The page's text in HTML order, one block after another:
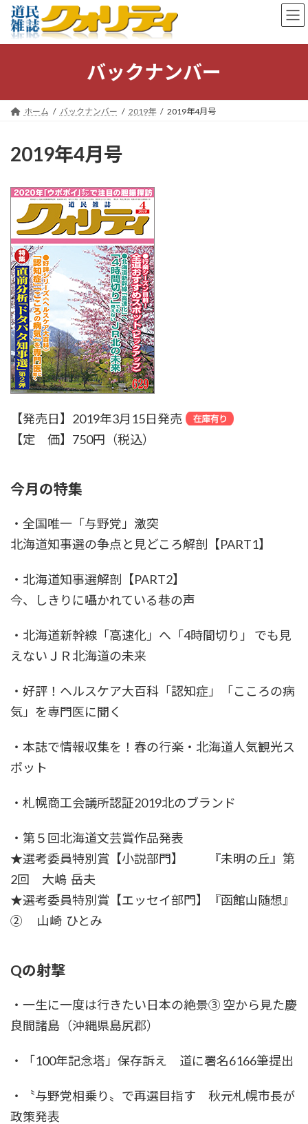
ン
キ
ー
に
バックナンバー
ホーム バックナンバー 2019年 2019年4月号
2019年4月号
【発売日】2019年3月15日発売
【定 価】750円（税込）
今月の特集
・全国唯一「与野党」激突
北海道知事選の争点と見どころ解剖【PART1】
・北海道知事選解剖【PART2】
今、しきりに囁かれている巷の声
・北海道新幹線「高速化」へ「4時間切り」 でも見
えないＪＲ北海道の未来
・好評！ヘルスケア大百科「認知症」「こころの病
気」を専門医に聞く
・本誌で情報収集を！春の行楽・北海道人気観光ス
ポット
・札幌商工会議所認証2019北のブランド
・第５回北海道文芸賞作品発表
★選考委員特別賞【小説部門】 『未明の丘』第
2回 大嶋 岳夫
★選考委員特別賞【エッセイ部門】『函館山随想』
② 山崎 ひとみ
Qの射撃
・一生に一度は行きたい日本の絶景③ 空から見た慶
良間諸島（沖縄県島尻郡）
・「100年記念塔」保存訴え 道に署名6166筆提出
・〝与野党相乗り〟で再選目指す 秋元札幌市長が
政策発表